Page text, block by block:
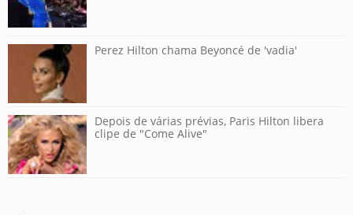
Perez Hilton chama Beyoncé de 'vadia'
Depois de várias prévias, Paris Hilton libera
clipe de "Come Alive"